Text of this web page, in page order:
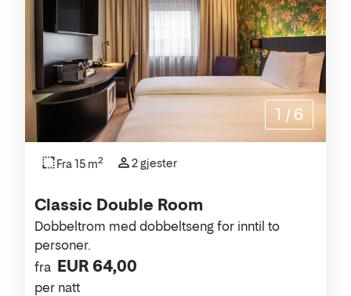
Rommene
Classic Double Room
fra EUR 64,00
per natt
Dobbeltrom med dobbeltseng for inntil to
personer.
Fra 15 m2 2 gjester
1 /6